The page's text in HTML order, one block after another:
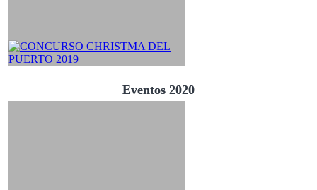
Eventos 2020